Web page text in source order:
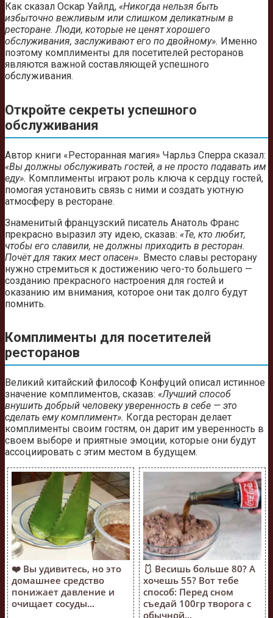
Как сказал Оскар Уайлд, «Никогда нельзя быть
избыточно вежливым или слишком деликатным в
ресторане. Люди, которые не ценят хорошего
обслуживания, заслуживают его по двойному». Именно
поэтому комплименты для посетителей ресторанов
являются важной составляющей успешного
обслуживания.
Откройте секреты успешного
обслуживания
Автор книги «Ресторанная магия» Чарльз Сперра сказал:
«Вы должны обслуживать гостей, а не просто подавать им
еду». Комплименты играют роль ключа к сердцу гостей,
помогая установить связь с ними и создать уютную
атмосферу в ресторане.
Знаменитый французский писатель Анатоль Франс
прекрасно выразил эту идею, сказав: «Те, кто любит,
чтобы его славили, не должны приходить в ресторан.
Почёт для таких мест опасен». Вместо славы ресторану
нужно стремиться к достижению чего-то большего —
созданию прекрасного настроения для гостей и
оказанию им внимания, которое они так долго будут
помнить.
Комплименты для посетителей
ресторанов
Великий китайский философ Конфуций описал истинное
значение комплиментов, сказав: «Лучший способ
внушить добрый человеку уверенность в себе — это
сделать ему комплимент». Когда ресторан делает
комплименты своим гостям, он дарит им уверенность в
своем выборе и приятные эмоции, которые они будут
ассоциировать с этим местом в будущем.
❤️ Вы удивитесь, но это
домашнее средство
понижает давление и
очищает сосуды...
🩱 Весишь больше 80? А
хочешь 55? Вот тебе
способ: Перед сном
съедай 100гр творога с
обычной...